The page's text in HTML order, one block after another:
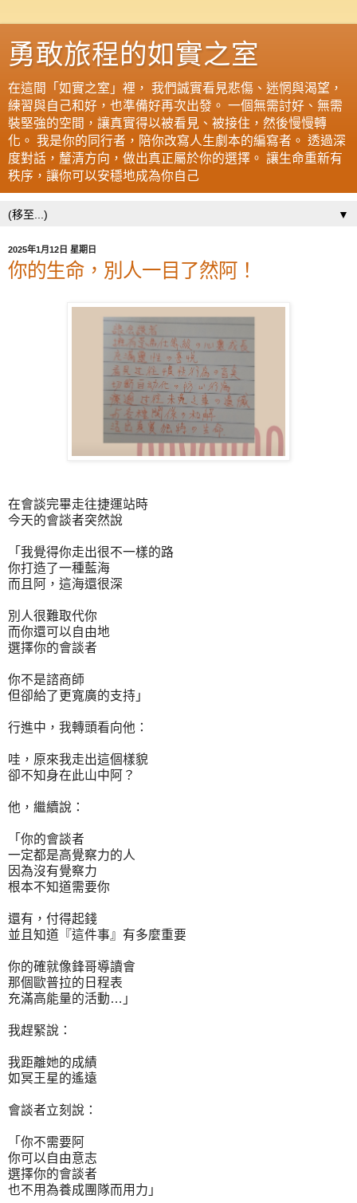
勇敢旅程的如實之室
在這間「如實之室」裡， 我們誠實看見悲傷、迷惘與渴望，
練習與自己和好，也準備好再次出發。 一個無需討好、無需
裝堅強的空間，讓真實得以被看見、被接住，然後慢慢轉
化。 我是你的同行者，陪你改寫人生劇本的編寫者。 透過深
度對話，釐清方向，做出真正屬於你的選擇。 讓生命重新有
秩序，讓你可以安穩地成為你自己
▼
2025年1月12日 星期日
你的生命，別人一目了然阿！
在會談完畢走往捷運站時
今天的會談者突然說
「我覺得你走出很不一樣的路
你打造了一種藍海
而且阿，這海還很深
別人很難取代你
而你還可以自由地
選擇你的會談者
你不是諮商師
但卻給了更寬廣的支持」
行進中，我轉頭看向他：
哇，原來我走出這個樣貌
卻不知身在此山中阿？
他，繼續說：
「你的會談者
一定都是高覺察力的人
因為沒有覺察力
根本不知道需要你
還有，付得起錢
並且知道『這件事』有多麼重要
你的確就像鋒哥導讀會
那個歐普拉的日程表
充滿高能量的活動…」
我趕緊說：
我距離她的成績
如冥王星的遙遠
會談者立刻說：
「你不需要阿
你可以自由意志
選擇你的會談者
也不用為養成團隊而用力」